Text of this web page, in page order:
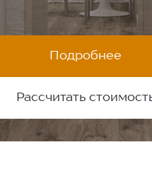
Подробнее
Рассчитать
ЛЕГЕНДА»
60,4 М²
КОМФОРТ+